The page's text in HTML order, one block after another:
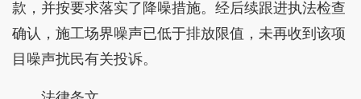
款，并按要求落实了降噪措施。经后续跟进执法检查
确认，施工场界噪声已低于排放限值，未再收到该项
目噪声扰民有关投诉。